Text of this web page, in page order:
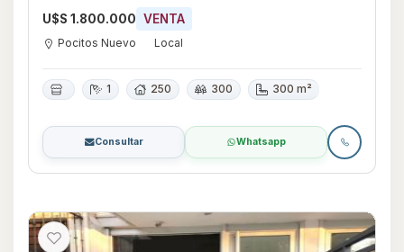
U$S 1.800.000 VENTA
Pocitos Nuevo Local
1 250 300 300 m²
Consultar Whatsapp